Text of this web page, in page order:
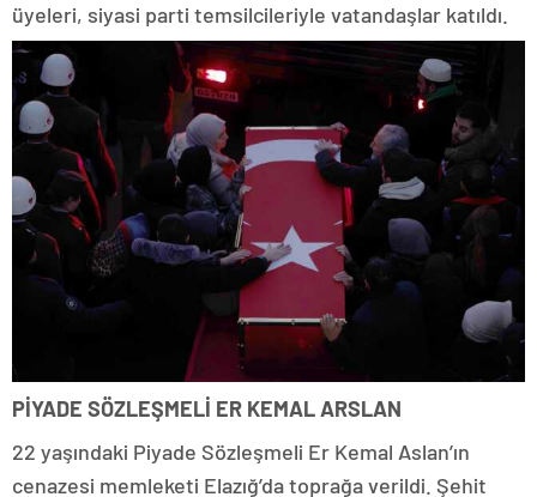
üyeleri, siyasi parti temsilcileriyle vatandaşlar katıldı.
PİYADE SÖZLEŞMELİ ER KEMAL ARSLAN
22 yaşındaki Piyade Sözleşmeli Er Kemal Aslan’ın
cenazesi memleketi Elazığ’da toprağa verildi. Şehit